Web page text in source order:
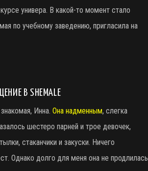
универа. В какой-то момент стало
по учебному заведению, пригласила на
В SHEMALE
Инна. Она надменным, слегка
шестеро парней и трое девочек,
стаканчики и закуски. Ничего
Однако долго для меня она не продлилась.